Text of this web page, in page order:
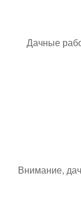
Дачные
Внимание,